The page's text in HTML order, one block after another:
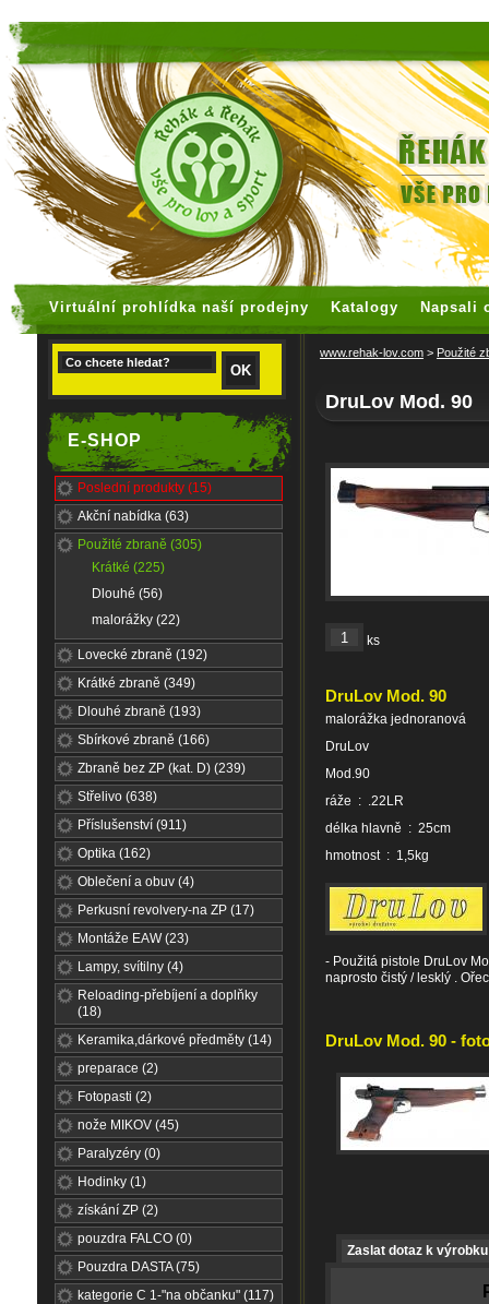
Virtuální prohlídka naší prodejny Katalogy Napsali
E-SHOP
Poslední produkty (15)
Akční nabídka (63)
Použité zbraně (305)
Krátké (225)
Dlouhé (56)
malorážky (22)
Lovecké zbraně (192)
Krátké zbraně (349)
Dlouhé zbraně (193)
Sbírkové zbraně (166)
Zbraně bez ZP (kat. D) (239)
Střelivo (638)
Příslušenství (911)
Optika (162)
Oblečení a obuv (4)
Perkusní revolvery-na ZP (17)
Montáže EAW (23)
Lampy, svítilny (4)
Reloading-přebíjení a doplňky
(18)
Keramika,dárkové předměty (14)
preparace (2)
Fotopasti (2)
nože MIKOV (45)
Paralyzéry (0)
Hodinky (1)
získání ZP (2)
pouzdra FALCO (0)
Pouzdra DASTA (75)
kategorie C 1-"na občanku" (117)
www.rehak-lov.com > Použité
DruLov Mod. 90
ks
DruLov Mod. 90
malorážka jednoranová
DruLov
Mod.90
ráže : .22LR
délka hlavně : 25cm
hmotnost : 1,5kg
- Použitá pistole DruLov
naprosto čistý / lesklý .
DruLov Mod. 90 -
Zaslat dotaz k výrobku